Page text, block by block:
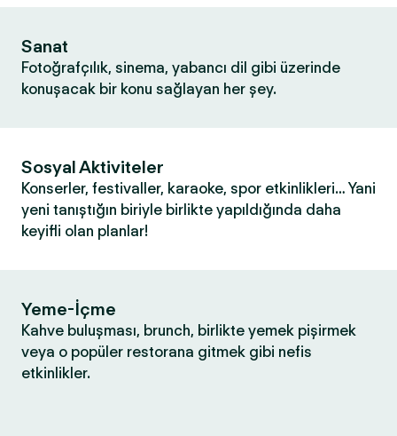
Sanat
Fotoğrafçılık, sinema, yabancı dil gibi üzerinde
konuşacak bir konu sağlayan her şey.
Sosyal Aktiviteler
Konserler, festivaller, karaoke, spor etkinlikleri… Yani
yeni tanıştığın biriyle birlikte yapıldığında daha
keyifli olan planlar!
Yeme-İçme
Kahve buluşması, brunch, birlikte yemek pişirmek
veya o popüler restorana gitmek gibi nefis
etkinlikler.